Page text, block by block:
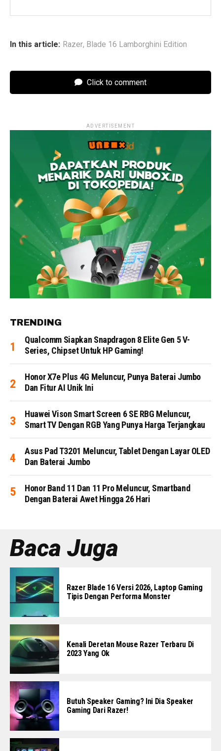
In this article: Razer, Blade 16 Lamborghini Edition
Click to comment
ADVERTISEMENT
TRENDING
Qualcomm Siapkan Snapdragon 8 Elite Gen 5 V-
Series, Chipset Untuk HP Gaming!
Honor X7e Plus 4G Meluncur, Punya Baterai Jumbo
Dan Fitur AI Unik Ini
Huawei Vison Smart Screen 6 SE RBG Meluncur,
Smart TV Dengan RGB Yang Punya Harga Terjangkau
Asus Pad T3201 Meluncur, Tablet Dengan Layar OLED
Dan Baterai Jumbo
Honor Band 11 Dan 11 Pro Meluncur, Smartband
Dengan Baterai Awet Hingga 26 Hari
Baca Juga
Razer Blade 16 Versi 2026, Laptop Gaming
Tipis Dengan Performa Monster
Kenali Deretan Mouse Razer Terbaru Di
2023 Yang Ok
Butuh Speaker Gaming? Ini Dia Speaker
Gaming Dari Razer!